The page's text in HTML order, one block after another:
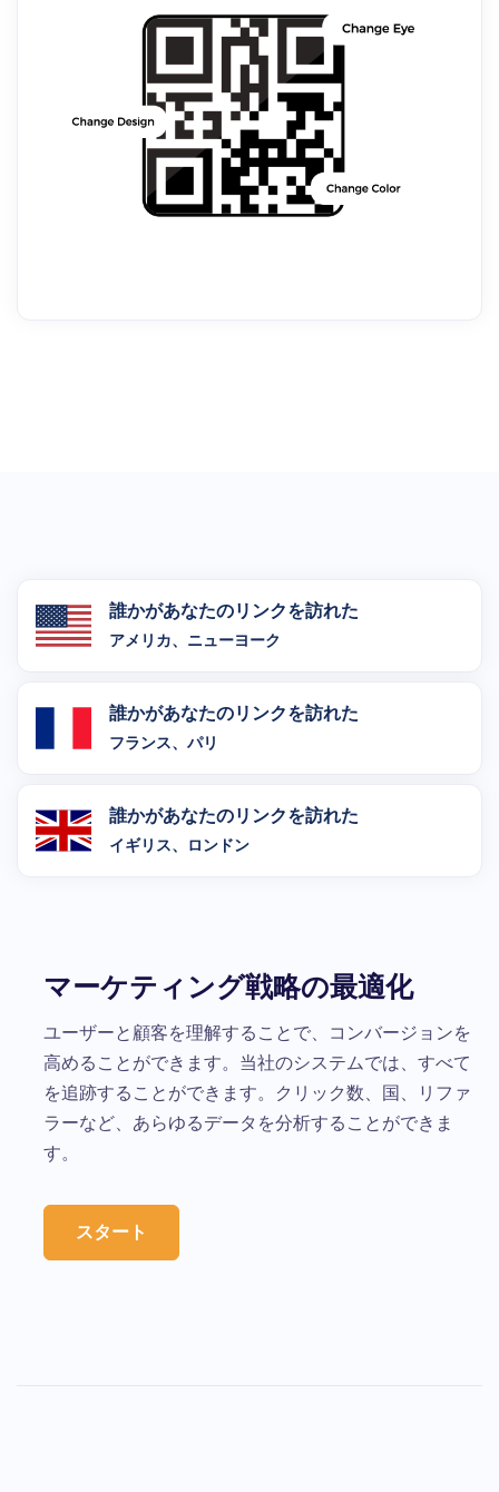
誰かがあなたのリンクを訪れた
アメリカ、ニューヨーク
誰かがあなたのリンクを訪れた
フランス、パリ
誰かがあなたのリンクを訪れた
イギリス、ロンドン
マーケティング戦略の最適化
ユーザーと顧客を理解することで、コンバージョンを
高めることができます。当社のシステムでは、すべて
を追跡することができます。クリック数、国、リファ
ラーなど、あらゆるデータを分析することができま
す。
スタート